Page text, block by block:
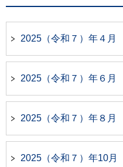
2025（令和７）年４月
2025（令和７）年６月
2025（令和７）年８月
2025（令和７）年10月